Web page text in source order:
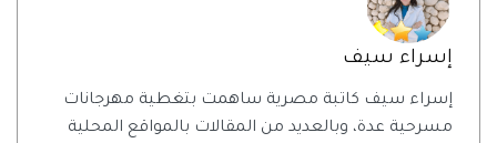
إسراء سيف
إسراء سيف كاتبة مصرية ساهمت بتغطية مهرجانات
مسرحية عدة، وبالعديد من المقالات بالمواقع المحلية